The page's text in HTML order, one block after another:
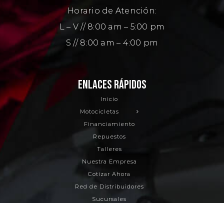
Horario de Atención:
L – V // 8:00 am – 5:00 pm
S // 8:00 am – 4:00 pm
ENLACES RÁPIDOS
Inicio
Motocicletas
Financiamiento
Repuestos
Talleres
Nuestra Empresa
Cotizar Ahora
Red de Distribuidores
Sucursales